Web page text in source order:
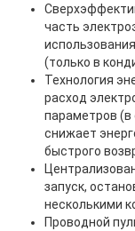
часть
(только в
Технология
расход
параметров (в
снижает
быстрого
запуск,
несколькими
Проводной